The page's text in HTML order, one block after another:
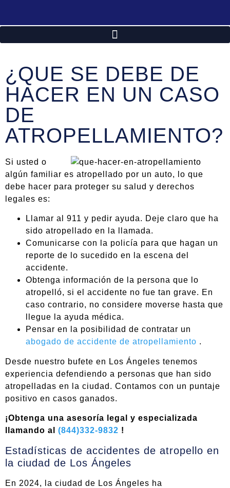
¿QUE SE DEBE DE
HACER EN UN CASO
DE
ATROPELLAMIENTO?
Si usted o
algún familiar es atropellado por un auto, lo que
debe hacer para proteger su salud y derechos
legales es:
Llamar al 911 y pedir ayuda. Deje claro que ha
sido atropellado en la llamada.
Comunicarse con la policía para que hagan un
reporte de lo sucedido en la escena del
accidente.
Obtenga información de la persona que lo
atropelló, si el accidente no fue tan grave. En
caso contrario, no considere moverse hasta que
llegue la ayuda médica.
Pensar en la posibilidad de contratar un
abogado de accidente de atropellamiento .
Desde nuestro bufete en Los Ángeles tenemos
experiencia defendiendo a personas que han sido
atropelladas en la ciudad. Contamos con un puntaje
positivo en casos ganados.
¡Obtenga una asesoría legal y especializada
llamando al (844)332-9832 !
Estadísticas de accidentes de atropello en
la ciudad de Los Ángeles
En 2024, la ciudad de Los Ángeles ha